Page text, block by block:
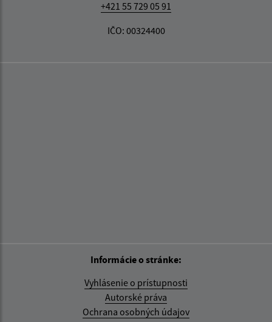
+421 55 729 05 91
IČO: 00324400
Informácie o stránke:
Vyhlásenie o prístupnosti
Autorské práva
Ochrana osobných údajov